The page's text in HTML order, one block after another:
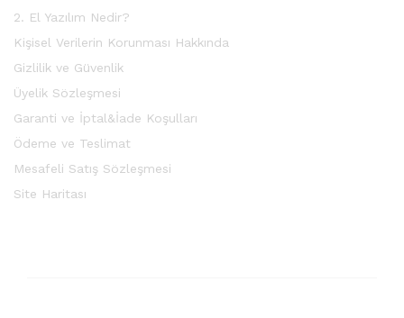
2. El Yazılım Nedir?
Kişisel Verilerin Korunması Hakkında
Gizlilik ve Güvenlik
Üyelik Sözleşmesi
Garanti ve İptal&İade Koşulları
Ödeme ve Teslimat
Mesafeli Satış Sözleşmesi
Site Haritası